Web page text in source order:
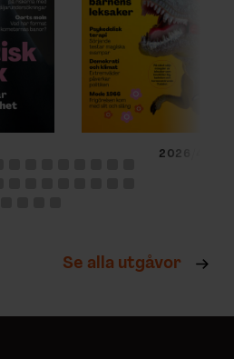
2026/4
Se alla utgåvor